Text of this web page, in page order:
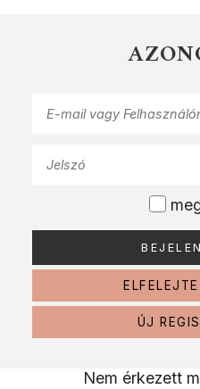
ÚJ
Nem érkezett